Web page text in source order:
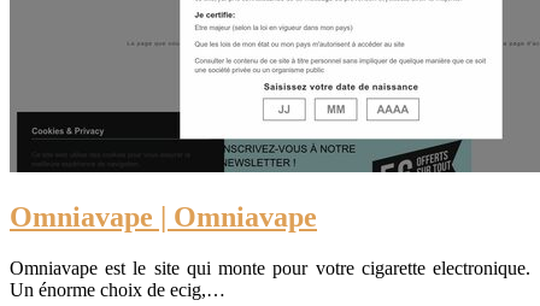
Omniavape | Omniavape
Omniavape est le site qui monte pour votre cigarette electronique.
Un énorme choix de ecig,…